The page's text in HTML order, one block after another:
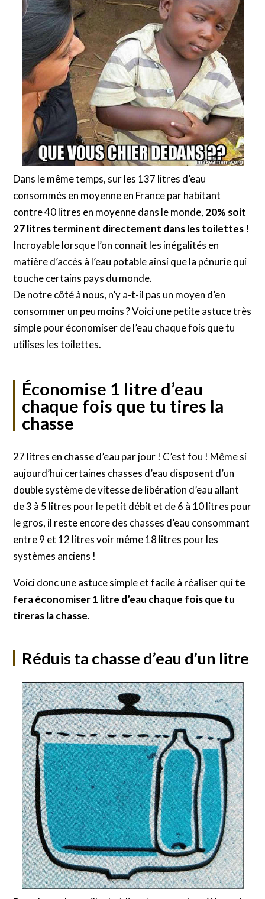
Dans le même temps, sur les 137 litres d’eau
consommés en moyenne en France par habitant
contre 40 litres en moyenne dans le monde, 20% soit
27 litres terminent directement dans les toilettes !
Incroyable lorsque l’on connait les inégalités en
matière d’accès à l’eau potable ainsi que la pénurie qui
touche certains pays du monde.
De notre côté à nous, n’y a-t-il pas un moyen d’en
consommer un peu moins ? Voici une petite astuce très
simple pour économiser de l’eau chaque fois que tu
utilises les toilettes.
Économise 1 litre d’eau
chaque fois que tu tires la
chasse
27 litres en chasse d’eau par jour ! C’est fou ! Même si
aujourd’hui certaines chasses d’eau disposent d’un
double système de vitesse de libération d’eau allant
de 3 à 5 litres pour le petit débit et de 6 à 10 litres pour
le gros, il reste encore des chasses d’eau consommant
entre 9 et 12 litres voir même 18 litres pour les
systèmes anciens !
Voici donc une astuce simple et facile à réaliser quite
fera économiser 1 litre d’eau chaque fois que tu
tireras la chasse.
Réduis ta chasse d’eau d’un litre